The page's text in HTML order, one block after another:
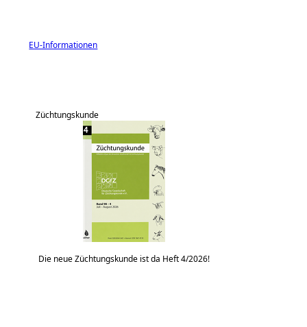
EU-Informationen
Züchtungskunde
Die neue Züchtungskunde ist da Heft 4/2026!